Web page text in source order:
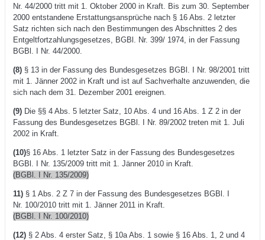
Nr. 44/2000 tritt mit 1. Oktober 2000 in Kraft. Bis zum 30. September
2000 entstandene Erstattungsansprüche nach § 16 Abs. 2 letzter
Satz richten sich nach den Bestimmungen des Abschnittes 2 des
Entgeltfortzahlungsgesetzes, BGBl. Nr. 399/ 1974, in der Fassung
BGBl. I Nr. 44/2000.
(8)§ 13 in der Fassung des Bundesgesetzes BGBl. I Nr. 98/2001 tritt
mit 1. Jänner 2002 in Kraft und ist auf Sachverhalte anzuwenden, die
sich nach dem 31. Dezember 2001 ereignen.
(9)Die §§ 4 Abs. 5 letzter Satz, 10 Abs. 4 und 16 Abs. 1 Z 2 in der
Fassung des Bundesgesetzes BGBl. I Nr. 89/2002 treten mit 1. Juli
2002 in Kraft.
(10)§ 16 Abs. 1 letzter Satz in der Fassung des Bundesgesetzes
BGBl. I Nr. 135/2009 tritt mit 1. Jänner 2010 in Kraft.
(BGBl. I Nr. 135/2009)
11) § 1 Abs. 2 Z 7 in der Fassung des Bundesgesetzes BGBl. I
Nr. 100/2010 tritt mit 1. Jänner 2011 in Kraft.
(BGBl. I Nr. 100/2010)
(12) § 2 Abs. 4 erster Satz, § 10a Abs. 1 sowie § 16 Abs. 1, 2 und 4